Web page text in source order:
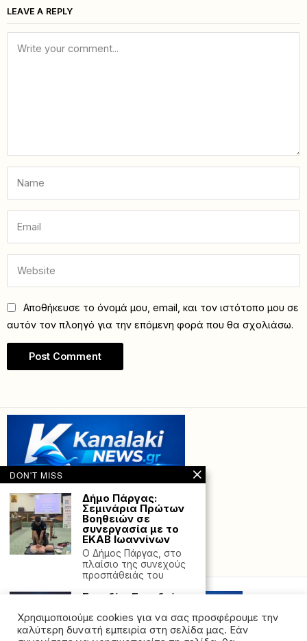
LEAVE A REPLY
Αποθήκευσε το όνομά μου, email, και τον ιστότοπο μου σε
αυτόν τον πλοηγό για την επόμενη φορά που θα σχολιάσω.
by Hostville”)
Χρησιμοποιούμε cookies για να σας προσφέρουμε την
καλύτερη δυνατή εμπειρία στη σελίδα μας. Εάν
DON'T MISS
Δήμο Πάργας:
Σεμινάρια Πρώτων
Βοηθειών σε
συνεργασία με το
ΕΚΑΒ Ιωαννίνων
Ο Δήμος Πάργας, στο
πλαίσιο της συνεχούς
προσπάθειάς του
Σουηδία: Σουηδοί
από ξένες δυνάμεις
στα μέσα
κοινωνικής